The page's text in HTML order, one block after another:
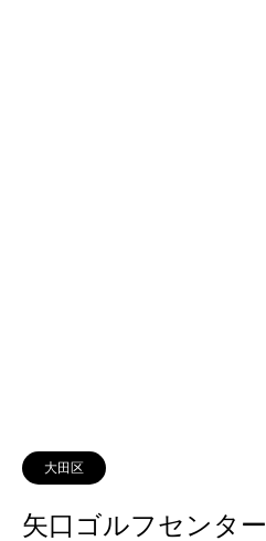
大田区
矢口ゴルフセンター